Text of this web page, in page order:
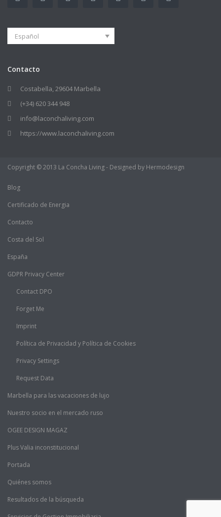
Español
Contacto
Costabella, 29604 Marbella
(+34) 620 344 948
info@laconchaliving.com
https://www.laconchaliving.com
Copyright © 2013 La Concha Living - Designed by Hermodesign
Blog
Certificado de Energia
Contacto
Costa del Sol
España
GDPR Privacy Center
Contact DPO
Forget Me
Imprint
Política de Privacidad y Política de Cookies
Privacy Settings
Request Data
Marbella para las vacaciones de lujo
Nuestro socio en el mercado ruso
OGEE DESIGN MAGAZ
Plus Valia inconstitucional
Portada
Quiénes somos
Resultados de la búsqueda